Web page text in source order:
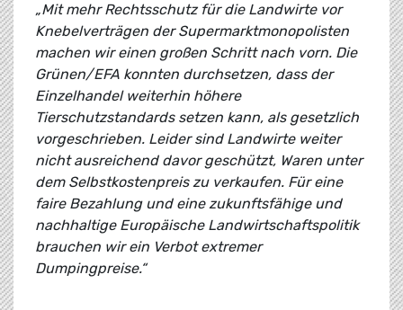
„Mit mehr Rechtsschutz für die Landwirte vor
Knebelverträgen der Supermarktmonopolisten
machen wir einen großen Schritt nach vorn. Die
Grünen/EFA konnten durchsetzen, dass der
Einzelhandel weiterhin höhere
Tierschutzstandards setzen kann, als gesetzlich
vorgeschrieben. Leider sind Landwirte weiter
nicht ausreichend davor geschützt, Waren unter
dem Selbstkostenpreis zu verkaufen. Für eine
faire Bezahlung und eine zukunftsfähige und
nachhaltige Europäische Landwirtschaftspolitik
brauchen wir ein Verbot extremer
Dumpingpreise.“